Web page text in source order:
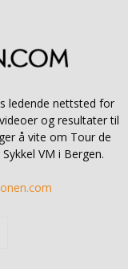
ledende nettsted for
og resultater til
å vite om Tour de
VM i Bergen.